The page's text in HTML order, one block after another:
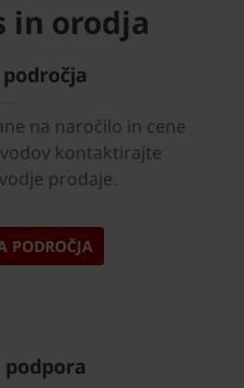
in orodja
na naročilo in cene
kontaktirajte
prodaje.
PODROČJA
podpora